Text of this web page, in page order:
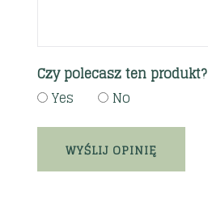
Czy polecasz ten produkt?
Yes
No